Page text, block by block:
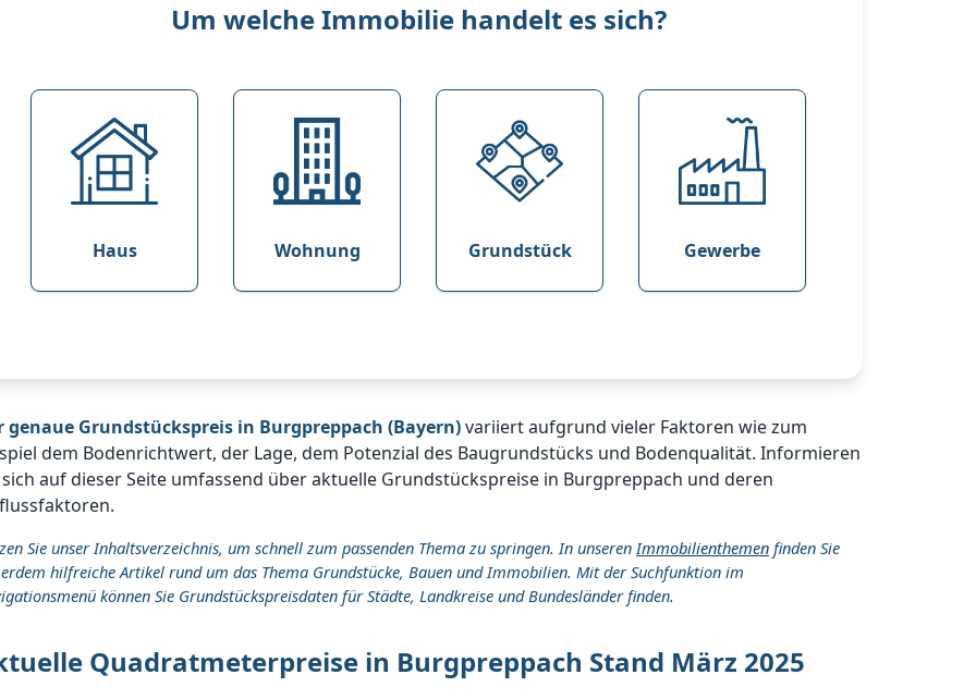
Um welche Immobilie handelt es sich?
Haus Wohnung Grundstück Gewerbe
genaue Grundstückspreis in Burgpreppach (Bayern)variiert aufgrund vieler Faktoren wie zum
dem Bodenrichtwert, der Lage, dem Potenzial des Baugrundstücks und Bodenqualität. Informieren
sich auf dieser Seite umfassend über aktuelle Grundstückspreise in Burgpreppach und deren
Sie unser Inhaltsverzeichnis, um schnell zum passenden Thema zu springen. In unserenImmobilienthemen finden Sie
hilfreiche Artikel rund um das Thema Grundstücke, Bauen und Immobilien. Mit der Suchfunktion im
können Sie Grundstückspreisdaten für Städte, Landkreise und Bundesländer finden.
Quadratmeterpreise in Burgpreppach Stand März 2025